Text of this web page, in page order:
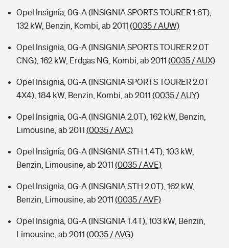
Opel Insignia, 0G-A (INSIGNIA SPORTS TOURER 1.6T),
132 kW, Benzin, Kombi, ab 2011 (0035 / AUW)
Opel Insignia, 0G-A (INSIGNIA SPORTS TOURER 2.0T
CNG), 162 kW, Erdgas NG, Kombi, ab 2011 (0035 / AUX)
Opel Insignia, 0G-A (INSIGNIA SPORTS TOURER 2.0T
4X4), 184 kW, Benzin, Kombi, ab 2011 (0035 / AUY)
Opel Insignia, 0G-A (INSIGNIA 2.0T), 162 kW, Benzin,
Limousine, ab 2011 (0035 / AVC)
Opel Insignia, 0G-A (INSIGNIA STH 1.4T), 103 kW,
Benzin, Limousine, ab 2011 (0035 / AVE)
Opel Insignia, 0G-A (INSIGNIA STH 2.0T), 162 kW,
Benzin, Limousine, ab 2011 (0035 / AVF)
Opel Insignia, 0G-A (INSIGNIA 1.4T), 103 kW, Benzin,
Limousine, ab 2011 (0035 / AVG)